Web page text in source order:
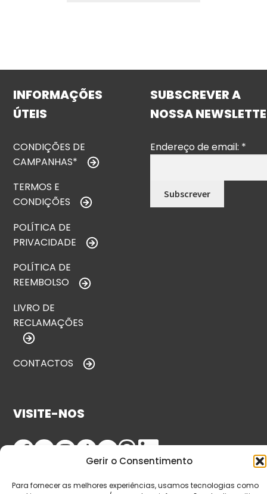
Gerir o Consentimento
Para fornecer as melhores experiências, usamos tecnologias como
INFORMAÇÕES
ÚTEIS
CONDIÇÕES DE
CAMPANHAS*
TERMOS E
CONDIÇÕES
POLÍTICA DE
PRIVACIDADE
POLÍTICA DE
REEMBOLSO
LIVRO DE
RECLAMAÇÕES
CONTACTOS
SUBSCREVER A
NOSSA
Endereço de email: *
VISITE-NOS